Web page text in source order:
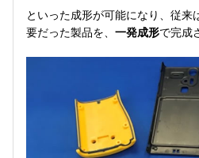
といった成形が可能になり、従来
要だった製品を、 一発成形で完成